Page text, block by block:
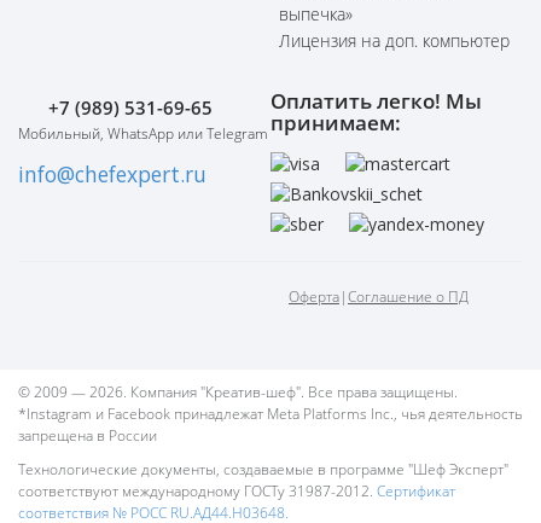
выпечка»
Лицензия на доп. компьютер
+7 (989) 531-69-65
Мобильный, WhatsApp или Telegram
info@chefexpert.ru
Оплатить легко! Мы
принимаем:
Оферта|Соглашение о ПД
© 2009 — 2026. Компания "Креатив-шеф". Все права защищены.
*Instagram и Facebook принадлежат Meta Platforms Inc., чья деятельность
запрещена в России
Технологические документы, создаваемые в программе "Шеф Эксперт"
соответствуют международному ГОСТу 31987-2012. Сертификат
соответствия № РОСС RU.АД44.Н03648.